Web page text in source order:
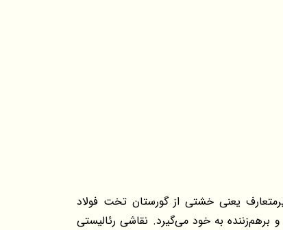
یعنی خشتی از گورستان تخت فولاد
برهم‌زننده به خود می‌گیرد. نقاشی رئالیستی